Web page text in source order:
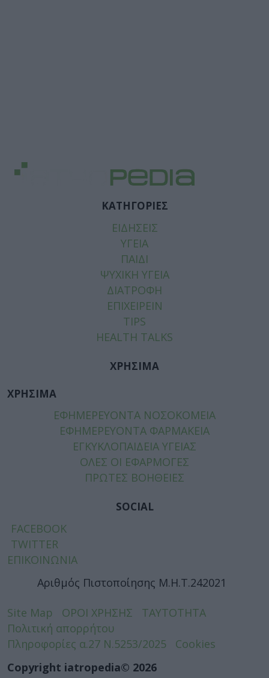
ΚΑΤΗΓΟΡΙΕΣ
ΕΙΔΗΣΕΙΣ
ΥΓΕΙΑ
ΠΑΙΔΙ
ΨΥΧΙΚΗ ΥΓΕΙΑ
ΔΙΑΤΡΟΦΗ
ΕΠΙΧΕΙΡΕΙΝ
TIPS
HEALTH TALKS
ΧΡΗΣΙΜΑ
ΧΡΗΣΙΜΑ
ΕΦΗΜΕΡΕΥΟΝΤΑ ΝΟΣΟΚΟΜΕΙΑ
ΕΦΗΜΕΡΕΥΟΝΤΑ ΦΑΡΜΑΚΕΙΑ
ΕΓΚΥΚΛΟΠΑΙΔΕΙΑ ΥΓΕΙΑΣ
ΟΛΕΣ ΟΙ ΕΦΑΡΜΟΓΕΣ
ΠΡΩΤΕΣ ΒΟΗΘΕΙΕΣ
SOCIAL
FACEBOOK
TWITTER
ΕΠΙΚΟΙΝΩΝΙΑ
Αριθμός Πιστοποίησης Μ.Η.Τ.242021
Site Map ΟΡΟΙ ΧΡΗΣΗΣ
ΤΑΥΤΟΤΗΤΑ
Πολιτική απορρήτου
Πληροφορίες α.27 Ν.5253/2025
Cookies
Copyright iatropedia© 2026